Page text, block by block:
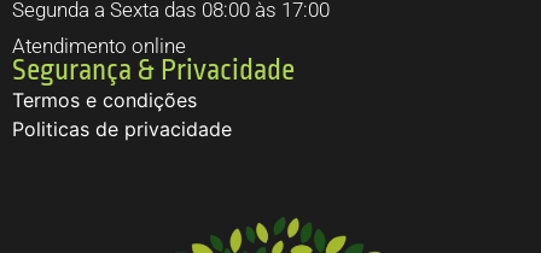
Segunda a Sexta das 08:00 às 17:00
Atendimento online
Segurança & Privacidade
Termos e condições
Politicas de privacidade